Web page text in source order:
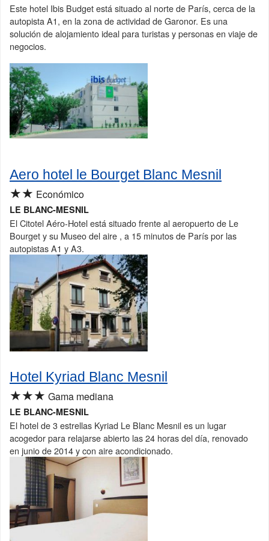
Este hotel Ibis Budget está situado al norte de París, cerca de la
autopista A1, en la zona de actividad de Garonor. Es una
solución de alojamiento ideal para turistas y personas en viaje de
negocios.
Aero hotel le Bourget Blanc Mesnil
★★ Económico
LE BLANC-MESNIL
El Citotel Aéro-Hotel está situado frente al aeropuerto de Le
Bourget y su Museo del aire , a 15 minutos de París por las
autopistas A1 y A3.
Hotel Kyriad Blanc Mesnil
★★★ Gama mediana
LE BLANC-MESNIL
El hotel de 3 estrellas Kyriad Le Blanc Mesnil es un lugar
acogedor para relajarse abierto las 24 horas del día, renovado
en junio de 2014 y con aire acondicionado.